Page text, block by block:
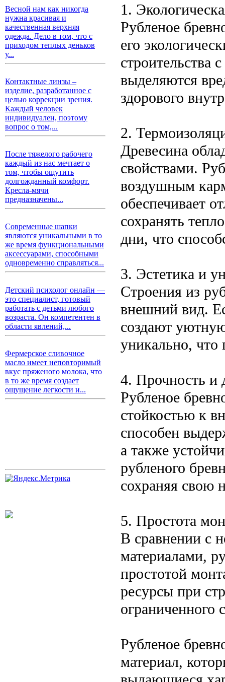
Весной нам как никогда
нужна красивая и
качественная верхняя
одежда. Дело в том, что с
приходом теплых деньков
у...
Контактные линзы –
изделие, разработанное с
целью коррекции зрения.
Каждый человек
индивидуален, поэтому
вопрос о том,...
После тяжелого рабочего
каждый из нас мечтает о
том, чтобы ощутить
долгожданный комфорт.
Кресла-мячи
предназначены...
Современные шапки
являются уникальными в то
же время функциональными
аксессуарами, способными
одновременно справляться...
Детский психолог онлайн —
это специалист, готовый
работать с детьми любого
возраста. Он компетентен в
области явлений,...
Фермерское сливочное
масло имеет неповторимый
вкус пряженого молока, что
в то же время создает
ощущение легкости и...
1.
Рубленое
его
строительства
выделяются
здорового
2.
Древесина
свойствами.
воздушным
обеспечивает
сохранять
дни, что
3. Эстетика и
Строения из
внешний вид.
создают
уникально, что
4. Прочность и
Рубленое
стойкостью к
способен
а также
рубленого
сохраняя свою
5. Простота
В сравнении с
материалами,
простотой
ресурсы при
ограниченного
Рубленое
материал,